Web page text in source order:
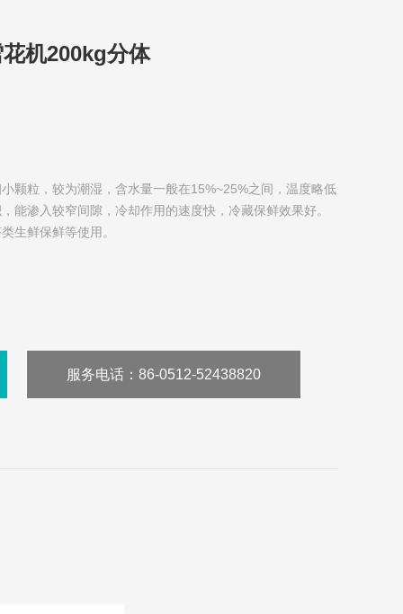
机200kg分体
颗粒，较为潮湿，含水量一般在15%~25%之间，温度略低
能渗入较窄间隙，冷却作用的速度快，冷藏保鲜效果好。
生鲜保鲜等使用。
服务电话：86-0512-52438820